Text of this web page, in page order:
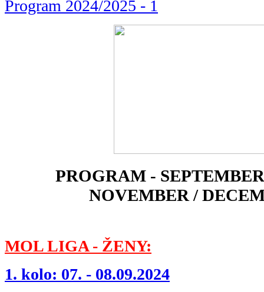
Program 2024/2025 - 1
PROGRAM -
NOVEMBER /
MOL LIGA - ŽENY:
1. kolo: 07. - 08.09.2024